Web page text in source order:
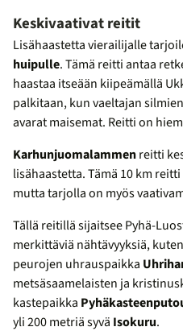
Keskivaativat reitit
Lisähaastetta vierailijalle
huipulle. Tämä reitti antaa
haastaa itseään kiipeämällä
palkitaan, kun vaeltajan
avarat maisemat. Reitti on
Karhunjuomalammenreitti
lisähaastetta. Tämä 10 km
mutta tarjolla on myös
Tällä reitillä sijaitsee Pyhä-
merkittäviä nähtävyyksiä,
peurojen uhrauspaikka
metsäsaamelaisten ja
kastepaikka
yli 200 metriä syvä Isokuru.